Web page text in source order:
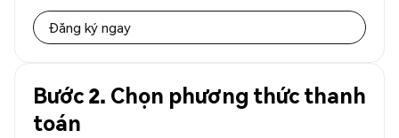
Đăng ký ngay
Bước 2. Chọn phương thức thanh
toán